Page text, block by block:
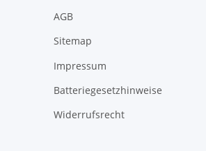
AGB
Sitemap
Impressum
Batteriegesetzhinweise
Widerrufsrecht